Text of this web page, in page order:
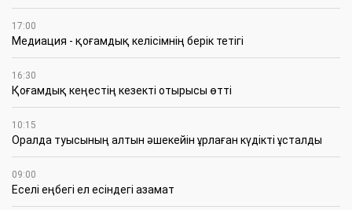
17:00
Медиация - қоғамдық келісімнің берік тетігі
16:30
Қоғамдық кеңестің кезекті отырысы өтті
10:15
Оралда туысының алтын әшекейін ұрлаған күдікті ұсталды
09:00
Еселі еңбегі ел есіндегі азамат